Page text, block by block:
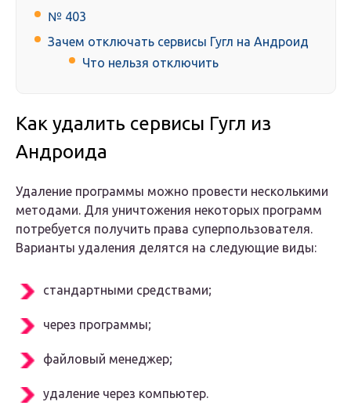
№ 403
Зачем отключать сервисы Гугл на Андроид
Что нельзя отключить
Как удалить сервисы Гугл из
Андроида
Удаление программы можно провести несколькими
методами. Для уничтожения некоторых программ
потребуется получить права суперпользователя.
Варианты удаления делятся на следующие виды:
стандартными средствами;
через программы;
файловый менеджер;
удаление через компьютер.